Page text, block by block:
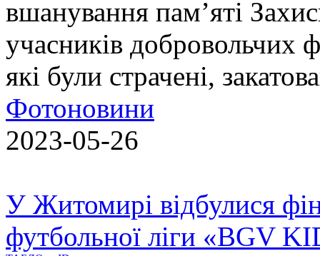
вшанування пам’яті
учасників добровольчих
які були страчені,
Фотоновини
2023-05-26
У Житомирі відбулися
футбольної ліги «BGV